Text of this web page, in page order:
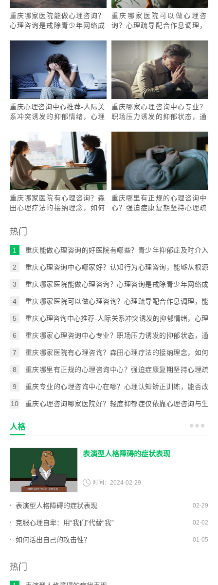
重庆哪家医院能做心理咨询？
心理咨询是戒除青少年网络成
重庆哪家医院可以做心理咨
询？心理疏导配合作息调理，
重庆心理咨询中心推荐-人际关
系冲突诱发的抑郁情绪，心理
重庆哪家心理咨询中心专业？
职场压力诱发的抑郁状态，通
重庆哪家医院有心理咨询？森
田心理疗法的接纳理念，如何
重庆哪里有正规的心理咨询中
心？强迫症康复期坚持心理疏
热门
1
重庆能做心理咨询的好医院有哪些？青少年抑郁症及时介入
2
重庆心理咨询中心哪家好？认知行为心理咨询，能够从根源
3
重庆哪家医院能做心理咨询？心理咨询是戒除青少年网络成
4
重庆哪家医院可以做心理咨询？心理疏导配合作息调理，能
5
重庆心理咨询中心推荐-人际关系冲突诱发的抑郁情绪，心理
6
重庆哪家心理咨询中心专业？职场压力诱发的抑郁状态，通
7
重庆哪家医院有心理咨询？森田心理疗法的接纳理念，如何
8
重庆哪里有正规的心理咨询中心？强迫症康复期坚持心理疏
9
重庆专业的心理咨询中心在哪？心理认知矫正训练，能否改
10
重庆心理咨询哪家医院好？轻度抑郁症仅依靠心理咨询与生
人格
表演型人格障碍的症状表现
时间： 2024-02-29
表演型人格障碍的症状表现 02-29
克服心理自卑：用“我们”代替“我” 02-02
如何活出自己的攻击性？ 01-05
热门